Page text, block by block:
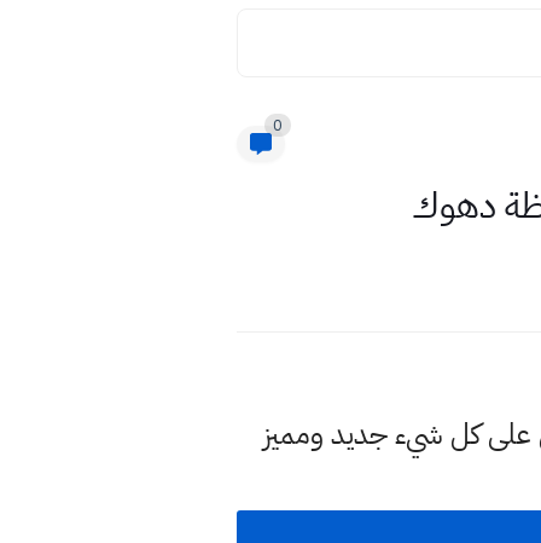
0
كل شيء جديد ومميز